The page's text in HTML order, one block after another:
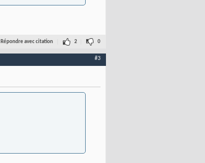
Répondre avec citation 2 0
#3